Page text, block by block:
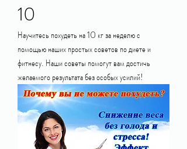
10
Научитесь похудеть на 10 кг за неделю с
помощью наших простых советов по диете и
фитнесу. Наши советы помогут вам достичь
желаемого результата без особых усилий!